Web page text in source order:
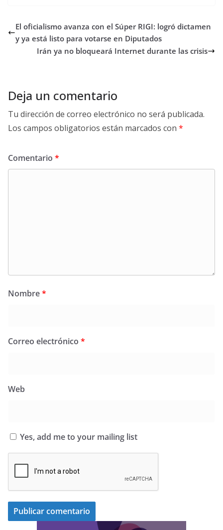
El oficialismo avanza con el Súper RIGI: logró dictamen
y ya está listo para votarse en Diputados
Irán ya no bloqueará Internet durante las crisis
Deja un comentario
Tu dirección de correo electrónico no será publicada.
Los campos obligatorios están marcados con *
Comentario *
Nombre*
Correo electrónico *
Web
Yes, add me to your mailing list